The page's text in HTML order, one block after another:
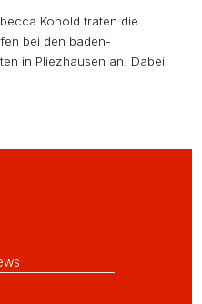
Konold traten die
bei den baden-
in Pliezhausen an. Dabei